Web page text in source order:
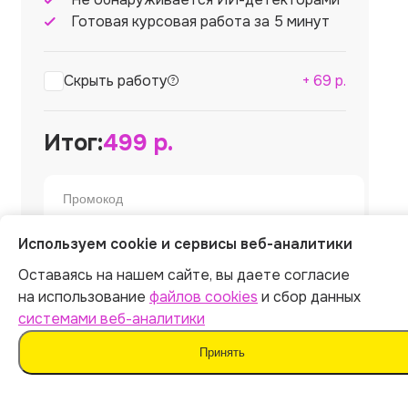
Готовая курсовая работа за 5 минут
Скрыть работу + 69 р.
Итог:499 р.
Отправляя форму, вы соглашаетесь
софертой,политикой обработки персональных
Используем cookie и сервисы веб-аналитики
Оставаясь на нашем сайте, вы даете согласие
на использование файлов cookies и сбор данных
системами веб-аналитики
Принять